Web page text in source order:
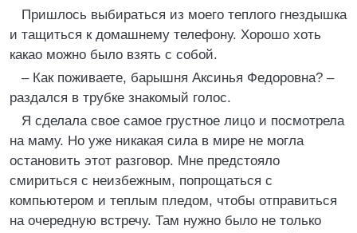
Пришлось выбираться из моего теплого гнездышка
и тащиться к домашнему телефону. Хорошо хоть
какао можно было взять с собой.
– Как поживаете, барышня Аксинья Федоровна? –
раздался в трубке знакомый голос.
Я сделала свое самое грустное лицо и посмотрела
на маму. Но уже никакая сила в мире не могла
остановить этот разговор. Мне предстояло
смириться с неизбежным, попрощаться с
компьютером и теплым пледом, чтобы отправиться
на очередную встречу. Там нужно было не только